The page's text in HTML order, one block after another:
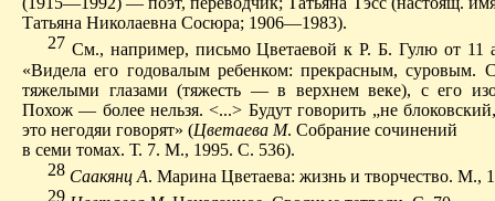
Татьяна Николаевна Сосюра; 1906—1983).
27 См., например, письмо Цветаевой к Р. Б. Гулю от 11
«Видела его годовалым ребенком: прекрасным, суровым.
тяжелыми глазами (тяжесть — в верхнем веке), с его
Похож — более нельзя. <...> Будут говорить „не
это негодяи говорят» (Цветаева М. Собрание сочинений
в семи томах. Т. 7. М., 1995. С. 536).
28 Саакянц А. Марина Цветаева: жизнь и творчество. М.,
29